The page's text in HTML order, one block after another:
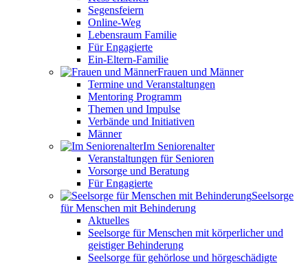
Segensfeiern
Online-Weg
Lebensraum Familie
Für Engagierte
Ein-Eltern-Familie
Frauen und Männer
Termine und Veranstaltungen
Mentoring Programm
Themen und Impulse
Verbände und Initiativen
Männer
Im Seniorenalter
Veranstaltungen für Senioren
Vorsorge und Beratung
Für Engagierte
Seelsorge
für Menschen mit Behinderung
Aktuelles
Seelsorge für Menschen mit körperlicher und
geistiger Behinderung
Seelsorge für gehörlose und hörgeschädigte